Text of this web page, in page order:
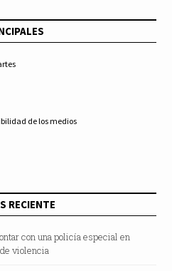
de los medios
RECIENTE
con una policía especial en
violencia